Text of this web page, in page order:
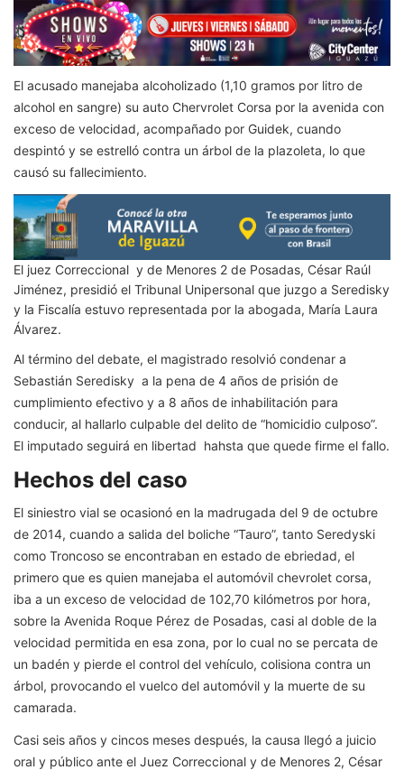
El acusado manejaba alcoholizado (1,10 gramos por litro de
alcohol en sangre) su auto Chervrolet Corsa por la avenida con
exceso de velocidad, acompañado por Guidek, cuando
despintó y se estrelló contra un árbol de la plazoleta, lo que
causó su fallecimiento.
El juez Correccional y de Menores 2 de Posadas, César Raúl
Jiménez, presidió el Tribunal Unipersonal que juzgo a Seredisky
y la Fiscalía estuvo representada por la abogada, María Laura
Álvarez.
Al término del debate, el magistrado resolvió condenar a
Sebastián Seredisky a la pena de 4 años de prisión de
cumplimiento efectivo y a 8 años de inhabilitación para
conducir, al hallarlo culpable del delito de “homicidio culposo”.
El imputado seguirá en libertad hahsta que quede firme el fallo.
Hechos del caso
El siniestro vial se ocasionó en la madrugada del 9 de octubre
de 2014, cuando a salida del boliche “Tauro”, tanto Seredyski
como Troncoso se encontraban en estado de ebriedad, el
primero que es quien manejaba el automóvil chevrolet corsa,
iba a un exceso de velocidad de 102,70 kilómetros por hora,
sobre la Avenida Roque Pérez de Posadas, casi al doble de la
velocidad permitida en esa zona, por lo cual no se percata de
un badén y pierde el control del vehículo, colisiona contra un
árbol, provocando el vuelco del automóvil y la muerte de su
camarada.
Casi seis años y cincos meses después, la causa llegó a juicio
oral y público ante el Juez Correccional y de Menores 2, César